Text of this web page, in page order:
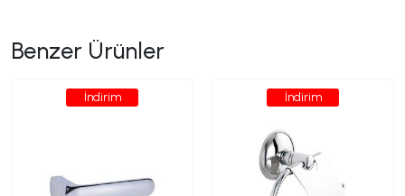
Benzer Ürünler
İndirim İndirim